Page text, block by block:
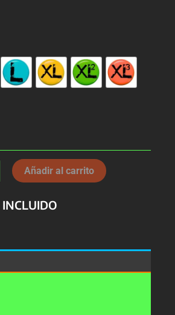
Añadir al carrito